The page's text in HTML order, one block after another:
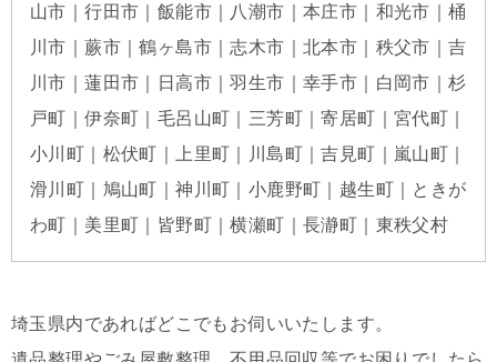
山市｜行田市｜飯能市｜八潮市｜本庄市｜和光市｜桶
川市｜蕨市｜鶴ヶ島市｜志木市｜北本市｜秩父市｜吉
川市｜蓮田市｜日高市｜羽生市｜幸手市｜白岡市｜杉
戸町｜伊奈町｜毛呂山町｜三芳町｜寄居町｜宮代町｜
小川町｜松伏町｜上里町｜川島町｜吉見町｜嵐山町｜
滑川町｜鳩山町｜神川町｜小鹿野町｜越生町｜ときが
わ町｜美里町｜皆野町｜横瀬町｜長瀞町｜東秩父村
埼玉県内であればどこでもお伺いいたします。